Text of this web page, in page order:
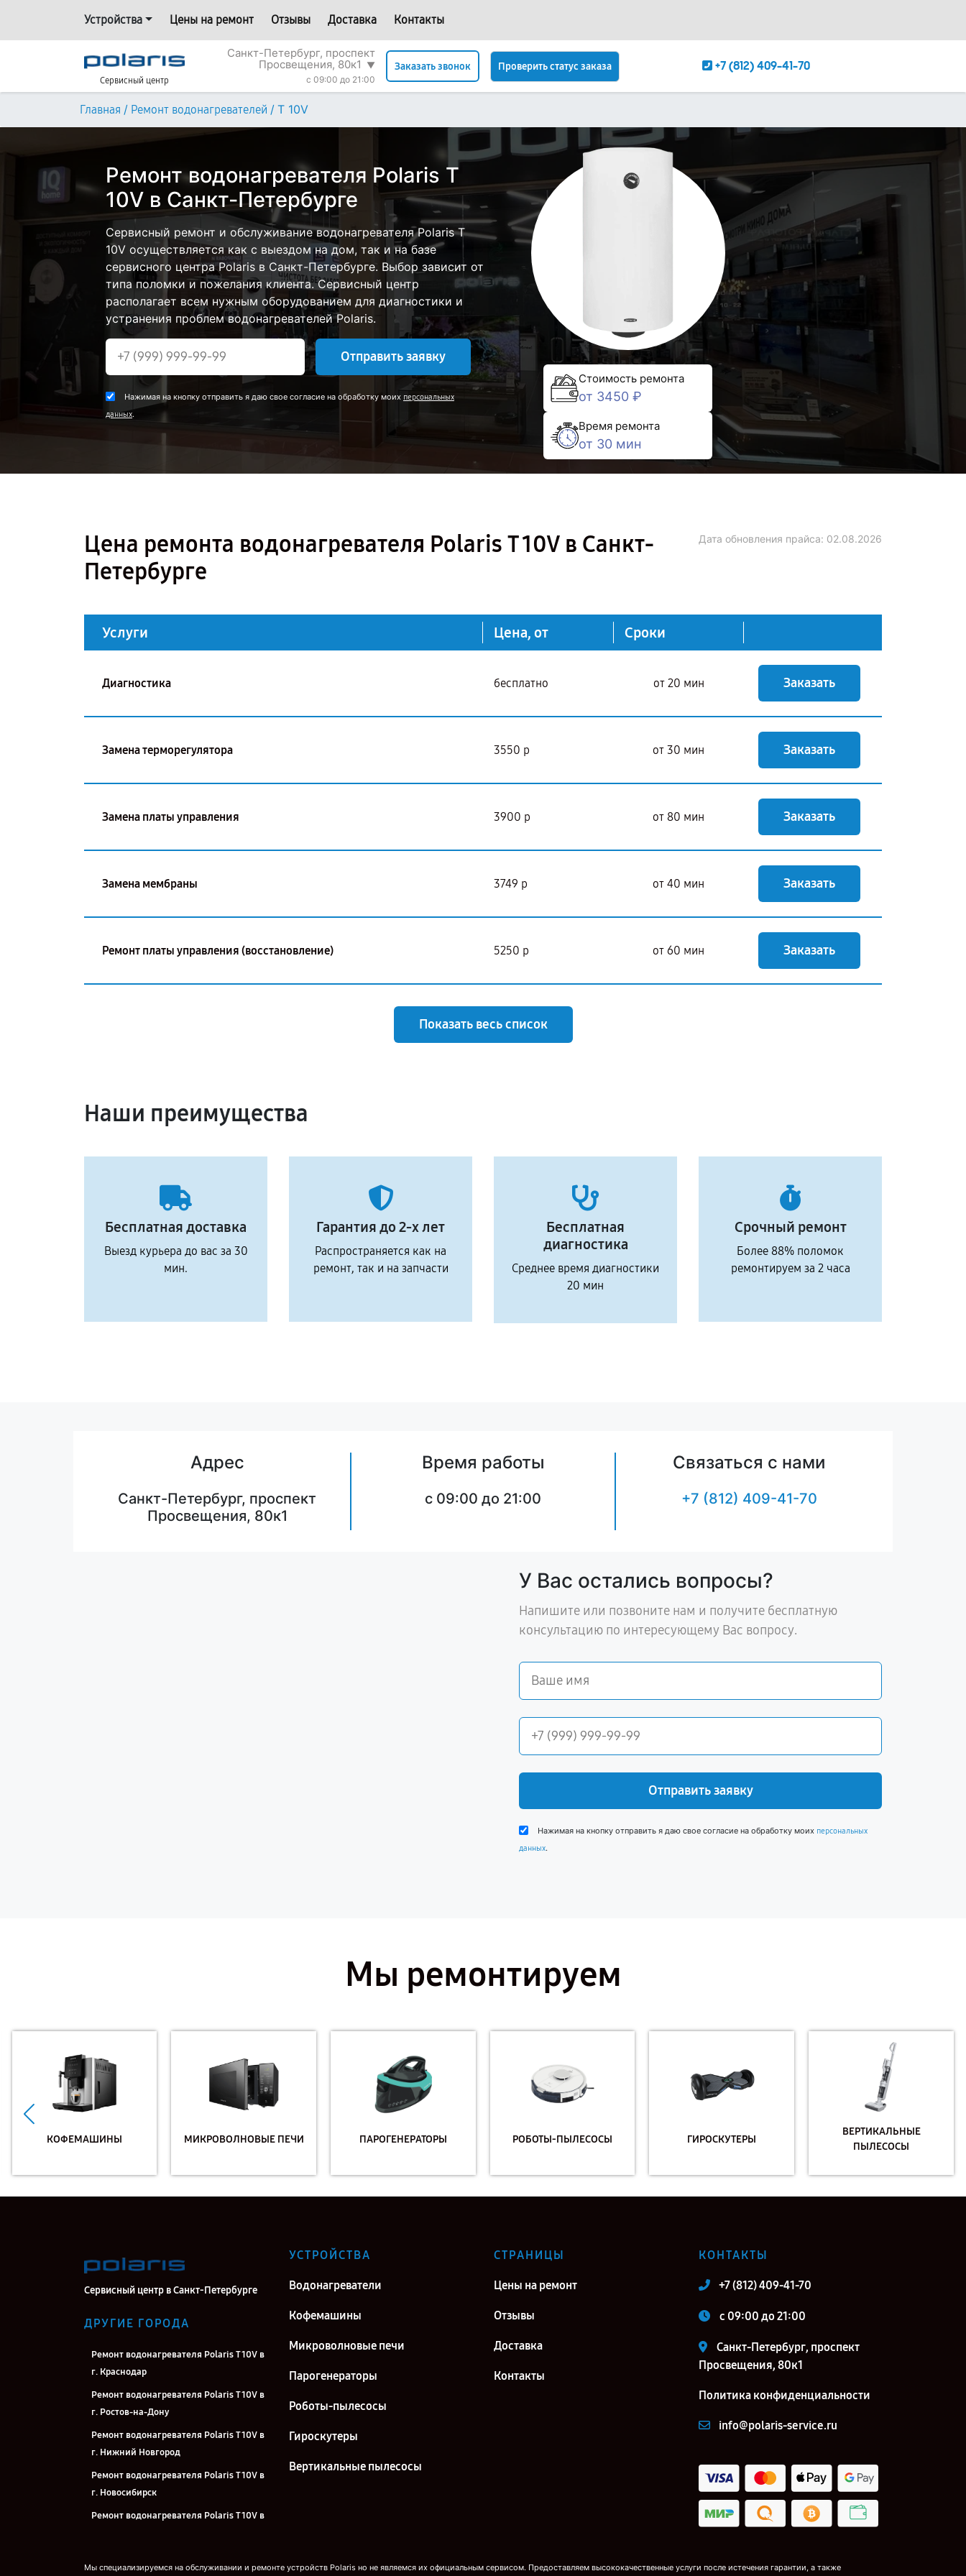
Устройства Цены на ремонт Отзывы Доставка Контакты
Сервисный центр
Санкт-Петербург, проспект
Просвещения, 80к1
▼
c 09:00 до 21:00
Заказать звонок Проверить статус заказа +7 (812) 409-41-70
Главная / Ремонт водонагревателей / T 10V
Ремонт водонагревателя Polaris T
10V в Санкт-Петербурге
Сервисный ремонт и обслуживание водонагревателя Polaris T
10V осуществляется как с выездом на дом, так и на базе
сервисного центра Polaris в Санкт-Петербурге. Выбор зависит от
типа поломки и пожелания клиента. Сервисный центр
располагает всем нужным оборудованием для диагностики и
устранения проблем водонагревателей Polaris.
Отправить заявку
Нажимая на кнопку отправить я даю свое согласие на обработку моих персональных
данных.
Стоимость ремонта
от 3450 ₽
Время ремонта
от 30 мин
Цена ремонта водонагревателя Polaris T 10V в Санкт-
Петербурге
Дата обновления прайса: 02.08.2026
Услуги Цена, от Сроки
Диагностика бесплатно от 20 мин Заказать
Замена терморегулятора 3550 р от 30 мин Заказать
Замена платы управления 3900 р от 80 мин Заказать
Замена мембраны 3749 р от 40 мин Заказать
Ремонт платы управления (восстановление) 5250 р от 60 мин Заказать
Показать весь список
Наши преимущества
Бесплатная доставка
Выезд курьера до вас за 30
мин.
Гарантия до 2-х лет
Распространяется как на
ремонт, так и на запчасти
Бесплатная
диагностика
Среднее время диагностики
20 мин
Срочный ремонт
Более 88% поломок
ремонтируем за 2 часа
Адрес
Санкт-Петербург, проспект
Просвещения, 80к1
Время работы
c 09:00 до 21:00
Связаться с нами
+7 (812) 409-41-70
У Вас остались вопросы?
Напишите или позвоните нам и получите бесплатную
консультацию по интересующему Вас вопросу.
Отправить заявку
Нажимая на кнопку отправить я даю свое согласие на обработку моих персональных
данных.
Мы ремонтируем
КОФЕМАШИНЫ МИКРОВОЛНОВЫЕ ПЕЧИ ПАРОГЕНЕРАТОРЫ РОБОТЫ-ПЫЛЕСОСЫ ГИРОСКУТЕРЫ
ВЕРТИКАЛЬНЫЕ
ПЫЛЕСОСЫ
Сервисный центр в Санкт-Петербурге
ДРУГИЕ ГОРОДА
Ремонт водонагревателя Polaris T 10V в
г. Краснодар
Ремонт водонагревателя Polaris T 10V в
г. Ростов-на-Дону
Ремонт водонагревателя Polaris T 10V в
г. Нижний Новгород
Ремонт водонагревателя Polaris T 10V в
г. Новосибирск
Ремонт водонагревателя Polaris T 10V в
г. Екатеринбург
УСТРОЙСТВА
Водонагреватели
Кофемашины
Микроволновые печи
Парогенераторы
Роботы-пылесосы
Гироскутеры
Вертикальные пылесосы
СТРАНИЦЫ
Цены на ремонт
Отзывы
Доставка
Контакты
КОНТАКТЫ
+7 (812) 409-41-70
c 09:00 до 21:00
Санкт-Петербург, проспект
Просвещения, 80к1
Политика конфиденциальности
info@polaris-service.ru
Мы специализируемся на обслуживании и ремонте устройств Polaris но не являемся их официальным сервисом. Предоставляем высококачественные услуги после истечения гарантии, а также